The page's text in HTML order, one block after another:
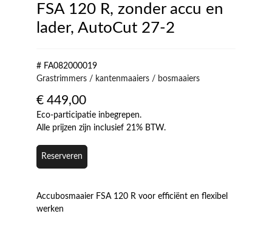
FSA 120 R, zonder accu en
lader, AutoCut 27-2
# FA082000019
Grastrimmers / kantenmaaiers / bosmaaiers
€ 449,00
Eco-participatie inbegrepen.
Alle prijzen zijn inclusief 21% BTW.
Reserveren
Accubosmaaier FSA 120 R voor efficiënt en flexibel
werken